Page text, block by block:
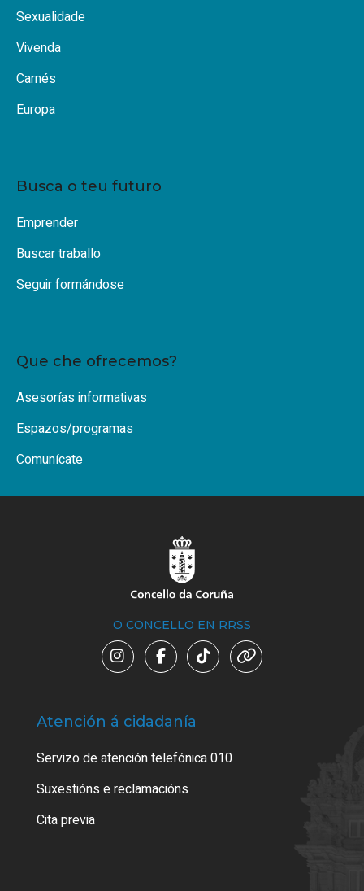
Sexualidade
Vivenda
Carnés
Europa
Busca o teu futuro
Emprender
Buscar traballo
Seguir formándose
Que che ofrecemos?
Asesorías informativas
Espazos/programas
Comunícate
O CONCELLO EN RRSS
Atención á cidadanía
Servizo de atención telefónica 010
Suxestións e reclamacións
Cita previa